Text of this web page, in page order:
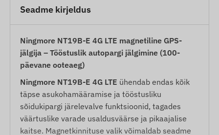
Seadme kirjeldus
Ningmore NT19B-E 4G LTE magnetiline GPS-
jälgija – Tööstuslik autopargi jälgimine (100-
päevane ooteaeg)
Ningmore NT19B-E 4G LTE ühendab endas kõik
täpse asukohamääramise ja tööstusliku
sõidukipargi järelevalve funktsioonid, tagades
väärtuslike varade usaldusväärse ja pikaajalise
kaitse. Magnetkinnituse valik võimaldab seadme